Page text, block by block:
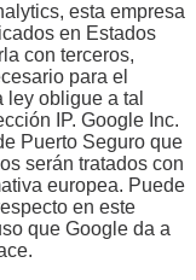
esta empresa
en Estados
con terceros,
para el
obligue a tal
IP. Google Inc.
Puerto Seguro que
serán tratados con
europea. Puede
en este
que Google da a